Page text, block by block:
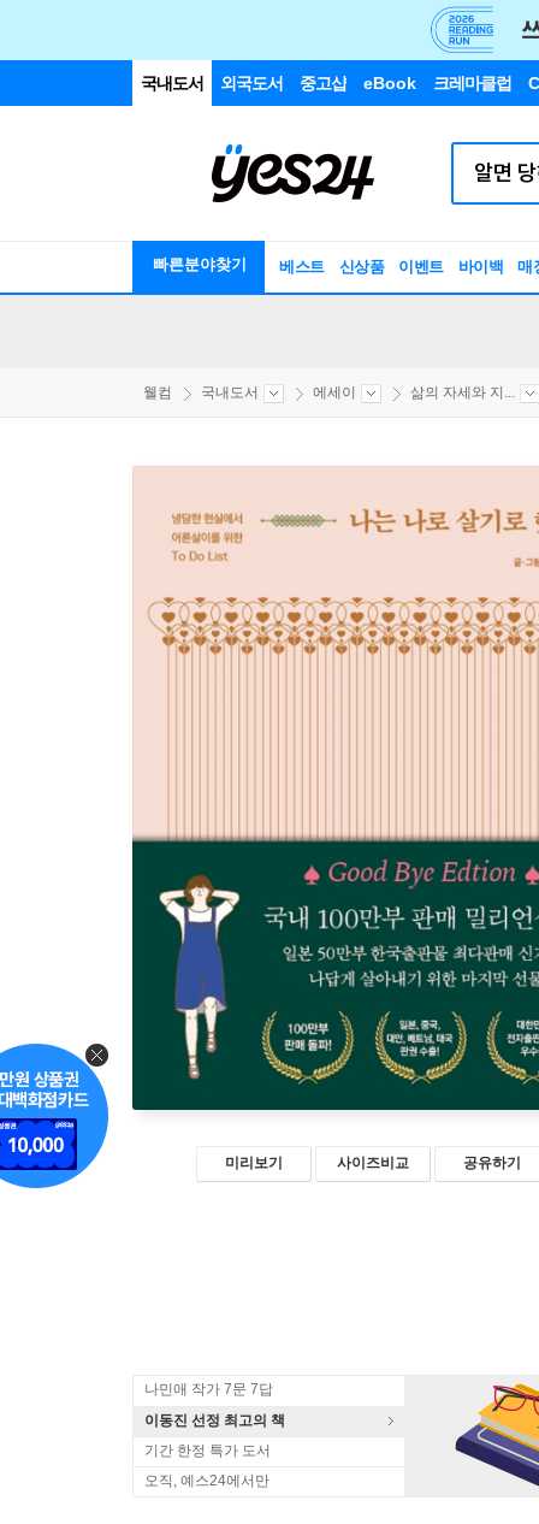
국내도서 외국도서 중고샵 eBook 크레마클럽
빠른분야찾기 베스트 신상품 이벤트 바이백 매
웰컴 국내도서 에세이 삶의 자세와 지...
미리보기 사이즈비교 공유하기
나민애 작가 7문 7답
이동진 선정 최고의 책
기간 한정 특가 도서
오직, 예스24에서만